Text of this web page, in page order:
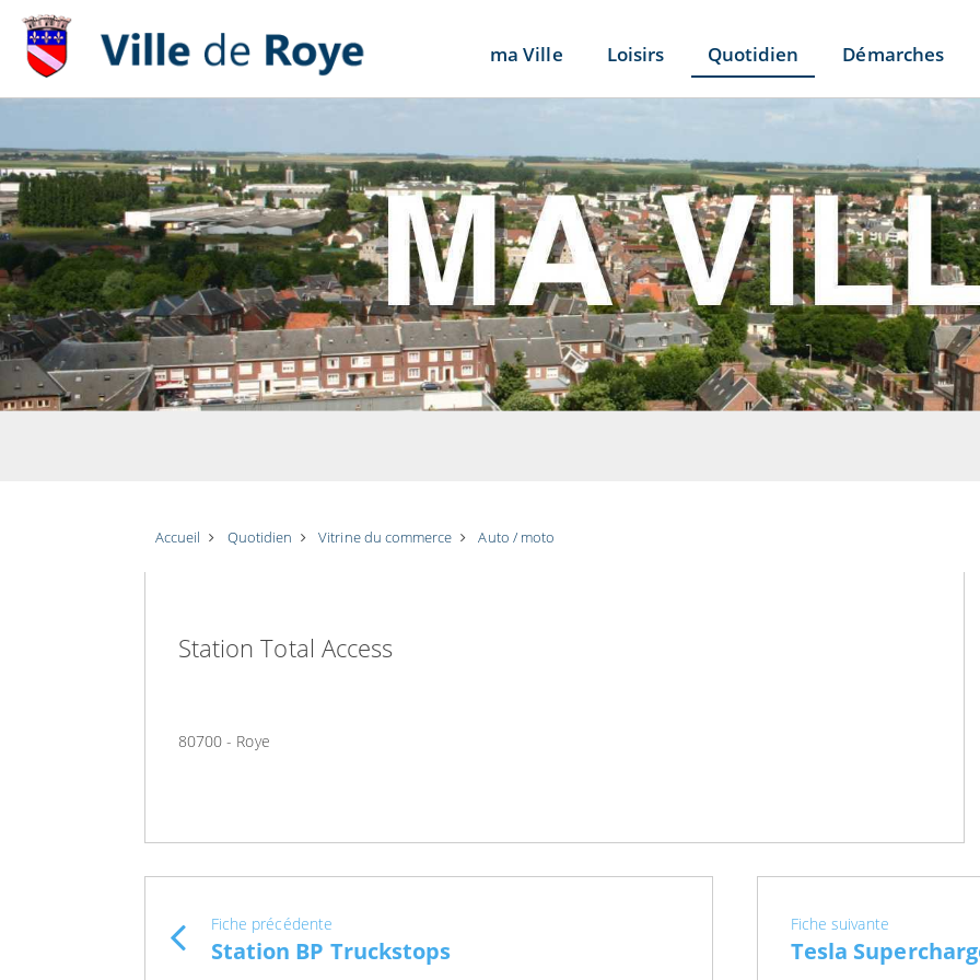
ma Ville Loisirs Quotidien Démarches
Accueil Quotidien Vitrine du commerce Auto / moto
Station Total Access
80700 - Roye
Fiche précédente
Station BP Truckstops
Fiche suivante
Tesla